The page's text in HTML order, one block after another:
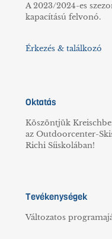
A 2023/2024-es
kapacítású felvonó.
Érkezés & találkozó
Oktatás
Köszöntjük
az Outdoorcenter-
Richi Síiskolában!
Tevékenységek
Változatos